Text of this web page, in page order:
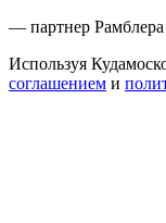
— партнер Рамблера
Используя
соглашением и